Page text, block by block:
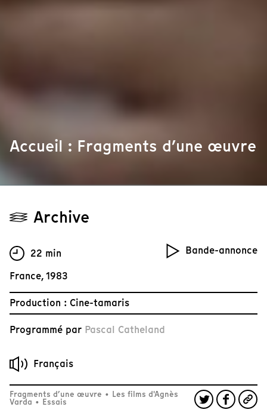
Accueil : Fragments d’une œuvre
Archive
Bande-annonce
22 min
France, 1983
Production : Cine-tamaris
Programmé par Pascal Catheland
Français
Fragments d’une œuvre • Les films d'Agnès
Varda • Essais